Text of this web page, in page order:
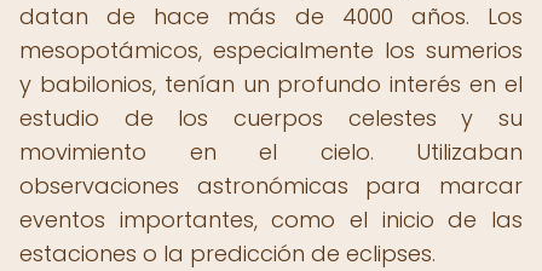
datan de hace más de 4000 años. Los
mesopotámicos, especialmente los sumerios
y babilonios, tenían un profundo interés en el
estudio de los cuerpos celestes y su
movimiento en el cielo. Utilizaban
observaciones astronómicas para marcar
eventos importantes, como el inicio de las
estaciones o la predicción de eclipses.